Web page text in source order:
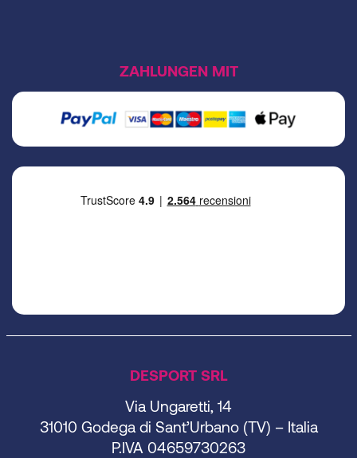
DESPORT SRL
Via Ungaretti, 14
31010 Godega di Sant’Urbano (TV) – Italia
P.IVA 04659730263
ZAHLUNGEN MIT